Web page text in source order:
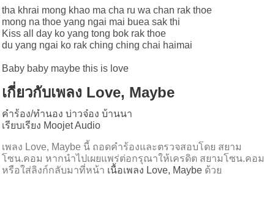
tha khrai mong khao ma cha ru wa chan rak thoe
mong na thoe yang ngai mai buea sak thi
Kiss all day ko yang tong bok rak thoe
du yang ngai ko rak ching ching chai haimai
Baby baby maybe this is love
เกี่ยวกับเพลง Love, Maybe
คำร้อง/ทำนอง บ่าวจ๋อง บ้านนา
เรียบเรียง Moojet Audio
เพลง Love, Maybe นี้ ถอดคำร้องและตรวจสอบโดย สยาม
โซน.คอม หากนำไปเผยแพร่ต่อกรุณาให้เครดิต สยามโซน.คอม
หรือใส่ลิงก์กลับมาที่หน้า เนื้อเพลง Love, Maybe ด้วย